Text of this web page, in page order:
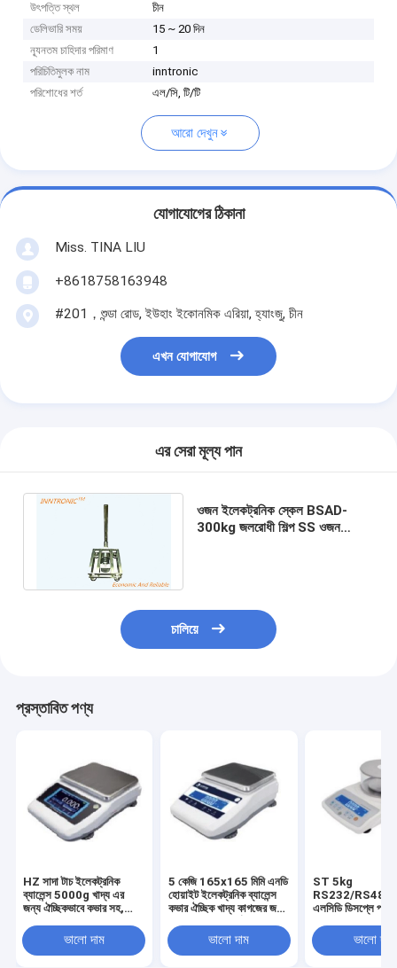
উৎপত্তি স্থল
চীন
ডেলিভারি সময়
15 ~ 20 দিন
ন্যূনতম চাহিদার পরিমাণ
1
পরিচিতিমুলক নাম
inntronic
পরিশোধের শর্ত
এল/সি, টি/টি
আরো দেখুন
যোগাযোগের ঠিকানা
Miss. TINA LIU
+8618758163948
#201，শুন্ডা রোড, ইউহাং ইকোনমিক এরিয়া, হ্যাংজু, চীন
এখন যোগাযোগ
এর সেরা মূল্য পান
ওজন ইলেকট্রনিক স্কেল BSAD-
300kg জলরোধী শিল্প SS ওজন
চালিয়ে
প্রস্তাবিত পণ্য
HZ সাদা টাচ ইলেকট্রনিক
ব্যালেন্স 5000g খাদ্য এর
জন্য ঐচ্ছিকভাবে কভার সহ,
RS485
ভালো দাম
5 কেজি 165x165 মিমি এনডি
হোয়াইট ইলেকট্রনিক ব্যালেন্স
কভার ঐচ্ছিক খাদ্য কাগজের জন্য
ইন্টারফেস
ভালো দাম
ST 5kg
RS232/RS485
এলসিডি ডিসপ্লে
জন্য খাদ্য ওজন
ভালো দাম